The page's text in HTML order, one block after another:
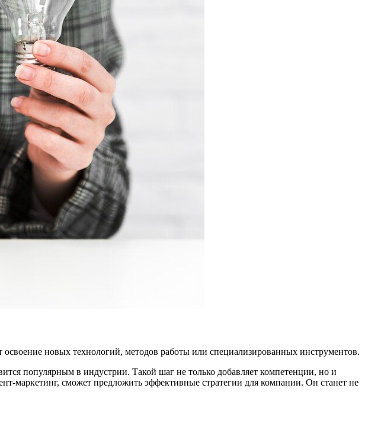
новых технологий, методов работы или специализированных инструментов.
популярным в индустрии. Такой шаг не только добавляет компетенции, но и
маркетинг, сможет предложить эффективные стратегии для компании. Он станет не